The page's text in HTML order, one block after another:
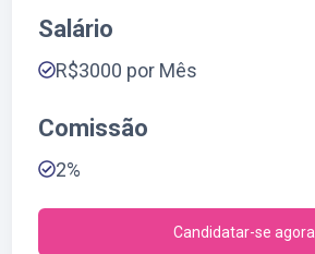
Salário
R$3000 por Mês
Comissão
2%
Candidatar-se agora